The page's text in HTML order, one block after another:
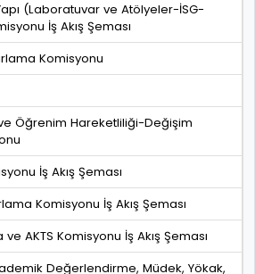
(Laboratuvar ve Atölyeler-İSG-
İş Akış Şeması
Komisyonu
Öğrenim Hareketliliği-Değişim
İş Akış Şeması
Komisyonu İş Akış Şeması
AKTS Komisyonu İş Akış Şeması
Değerlendirme, Müdek, Yökak,